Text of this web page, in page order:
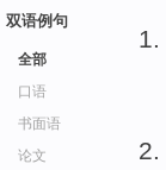
双语例句
全部
口语
书面语
论文